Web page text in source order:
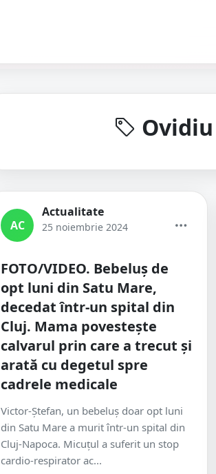
AC
Actualitate
25 noiembrie 2024
FOTO/VIDEO. Bebeluș de
opt luni din Satu Mare,
decedat într-un spital din
Cluj. Mama povestește
calvarul prin care a trecut și
arată cu degetul spre
cadrele medicale
Victor-Ștefan, un bebeluș doar opt luni
din Satu Mare a murit într-un spital din
Cluj-Napoca. Micuțul a suferit un stop
cardio-respirator ac...